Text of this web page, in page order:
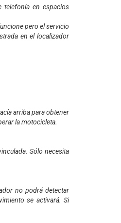
telefonía en espacios
pero el servicio
en el localizador
arriba para obtener
la motocicleta.
Sólo necesita
no podrá detectar
se activará. Si